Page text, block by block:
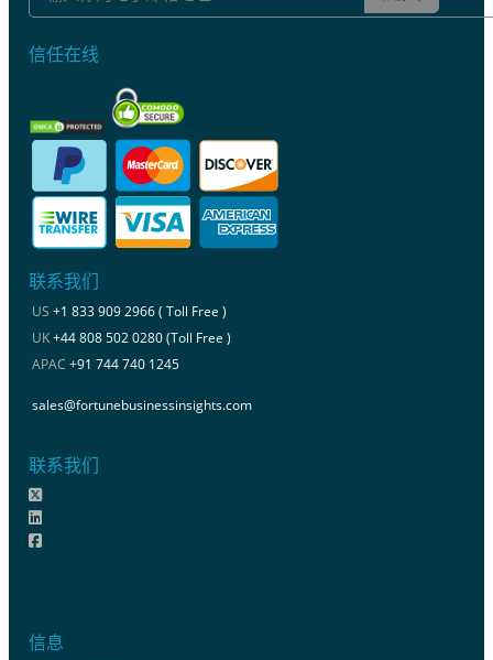
信任在线
联系我们
US +1 833 909 2966 ( Toll Free )
UK+44 808 502 0280 (Toll Free )
APAC +91 744 740 1245
sales@fortunebusinessinsights.com
联系我们
信息